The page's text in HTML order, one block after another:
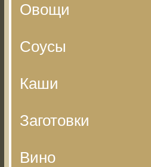
Овощи
Соусы
Каши
Заготовки
Вино